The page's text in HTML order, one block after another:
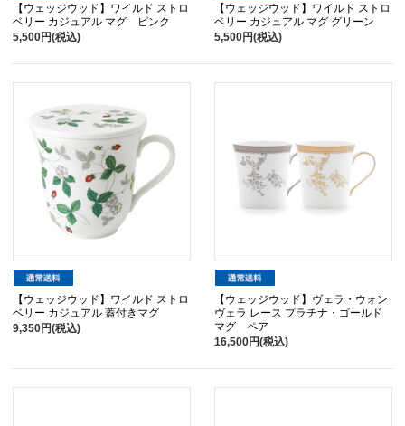
【ウェッジウッド】ワイルド ストロ
ベリー カジュアル マグ ピンク
5,500円(税込)
【ウェッジウッド】ワイルド ストロ
ベリー カジュアル マグ グリーン
5,500円(税込)
【ウェッジウッド】ワイルド ストロ
ベリー カジュアル 蓋付きマグ
9,350円(税込)
【ウェッジウッド】ヴェラ・ウォン
ヴェラ レース プラチナ・ゴールド
マグ ペア
16,500円(税込)